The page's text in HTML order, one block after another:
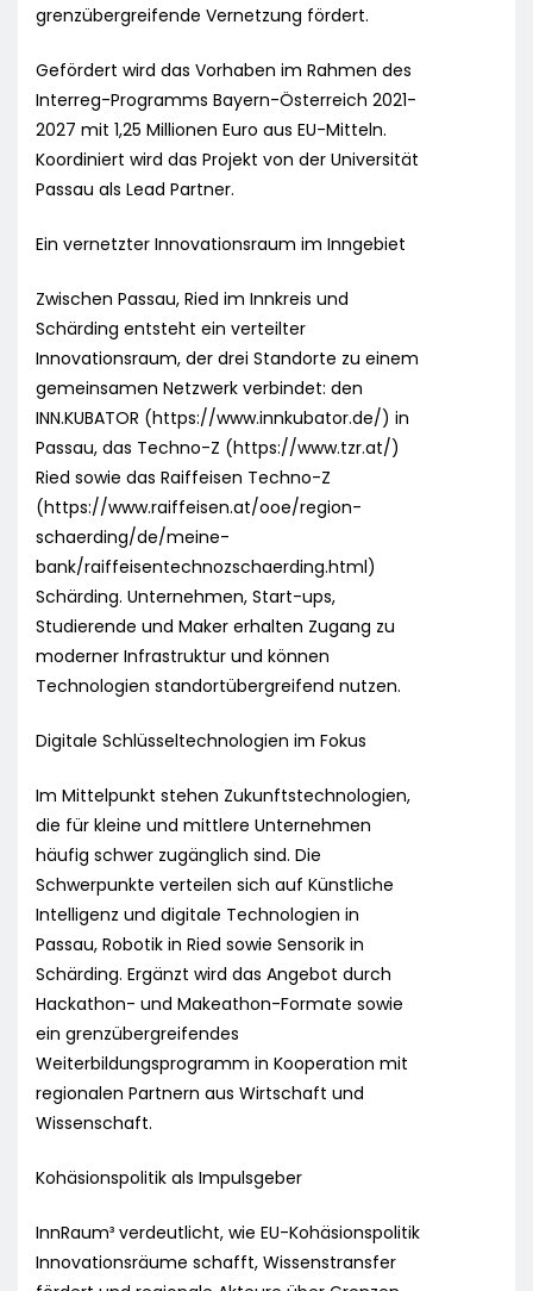
grenzübergreifende Vernetzung fördert.
Gefördert wird das Vorhaben im Rahmen des
Interreg-Programms Bayern-Österreich 2021-
2027 mit 1,25 Millionen Euro aus EU-Mitteln.
Koordiniert wird das Projekt von der Universität
Passau als Lead Partner.
Ein vernetzter Innovationsraum im Inngebiet
Zwischen Passau, Ried im Innkreis und
Schärding entsteht ein verteilter
Innovationsraum, der drei Standorte zu einem
gemeinsamen Netzwerk verbindet: den
INN.KUBATOR (https://www.innkubator.de/) in
Passau, das Techno-Z (https://www.tzr.at/)
Ried sowie das Raiffeisen Techno-Z
(https://www.raiffeisen.at/ooe/region-
schaerding/de/meine-
bank/raiffeisentechnozschaerding.html)
Schärding. Unternehmen, Start-ups,
Studierende und Maker erhalten Zugang zu
moderner Infrastruktur und können
Technologien standortübergreifend nutzen.
Digitale Schlüsseltechnologien im Fokus
Im Mittelpunkt stehen Zukunftstechnologien,
die für kleine und mittlere Unternehmen
häufig schwer zugänglich sind. Die
Schwerpunkte verteilen sich auf Künstliche
Intelligenz und digitale Technologien in
Passau, Robotik in Ried sowie Sensorik in
Schärding. Ergänzt wird das Angebot durch
Hackathon- und Makeathon-Formate sowie
ein grenzübergreifendes
Weiterbildungsprogramm in Kooperation mit
regionalen Partnern aus Wirtschaft und
Wissenschaft.
Kohäsionspolitik als Impulsgeber
InnRaum³ verdeutlicht, wie EU-Kohäsionspolitik
Innovationsräume schafft, Wissenstransfer